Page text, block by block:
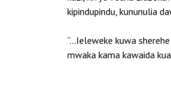
kipindupindu, kununulia
“…Ieleweke kuwa
mwaka kama kawaida